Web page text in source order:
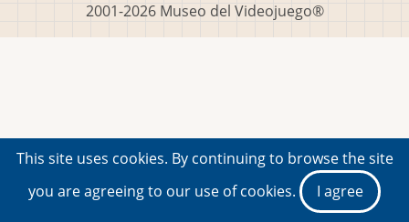
2001-2026 Museo del Videojuego®
This site uses cookies. By continuing to browse the site
you are agreeing to our use of cookies.
I agree